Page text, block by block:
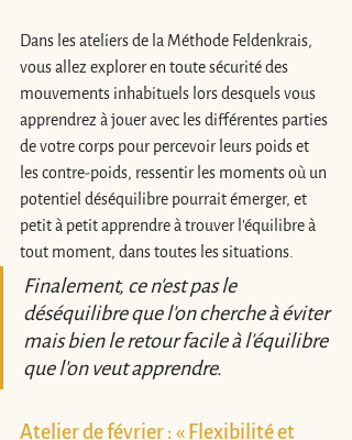
Dans les ateliers de la Méthode Feldenkrais,
vous allez explorer en toute sécurité des
mouvements inhabituels lors desquels vous
apprendrez à jouer avec les différentes parties
de votre corps pour percevoir leurs poids et
les contre-poids, ressentir les moments où un
potentiel déséquilibre pourrait émerger, et
petit à petit apprendre à trouver l'équilibre à
tout moment, dans toutes les situations.
Finalement, ce n'est pas le
déséquilibre que l'on cherche à éviter
mais bien le retour facile à l'équilibre
que l'on veut apprendre.
Atelier de février : « Flexibilité et